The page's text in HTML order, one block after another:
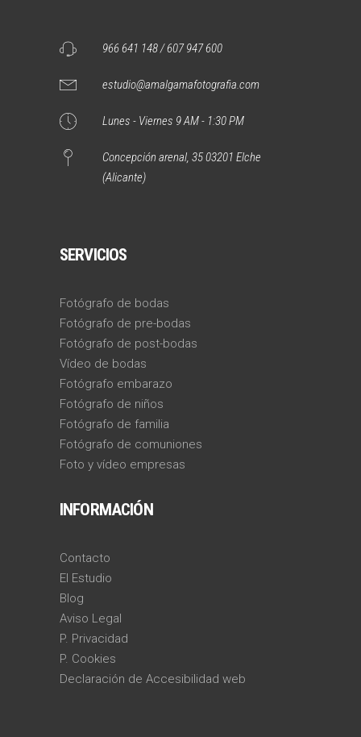
966 641 148 / 607 947 600
estudio@amalgamafotografia.com
Lunes - Viernes 9 AM - 1:30 PM
Concepción arenal, 35 03201 Elche
(Alicante)
SERVICIOS
Fotógrafo de bodas
Fotógrafo de pre-bodas
Fotógrafo de post-bodas
Vídeo de bodas
Fotógrafo embarazo
Fotógrafo de niños
Fotógrafo de familia
Fotógrafo de comuniones
Foto y vídeo empresas
INFORMACIÓN
Contacto
El Estudio
Blog
Aviso Legal
P. Privacidad
P. Cookies
Declaración de Accesibilidad web